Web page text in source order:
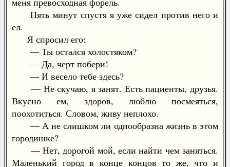
Пять минут спустя я уже сидел против него и
ел.
Я спросил его:
— Ты остался холостяком?
— Да, черт побери!
— И весело тебе здесь?
— Не скучаю, я занят. Есть пациенты, друзья.
Вкусно ем, здоров, люблю посмеяться,
поохотиться. Словом, живу неплохо.
— А не слишком ли однообразна жизнь в этом
городишке?
— Нет, дорогой мой, если найти чем заняться.
Маленький город в конце концов то же, что и